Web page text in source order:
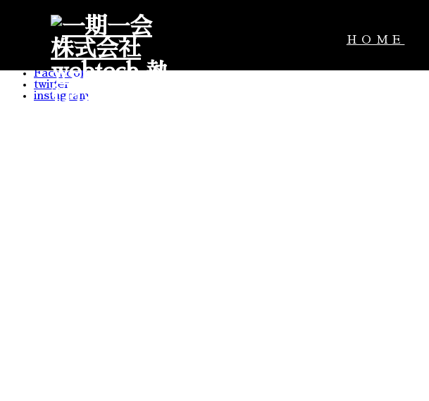
HOME
NEWS
WEB
FASHION
NOTES
Facebook
twitter
instagram
HOME